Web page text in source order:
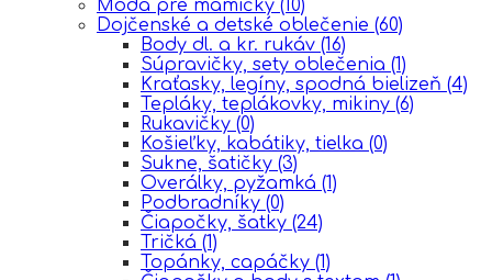
Móda pre mamičky (10)
Dojčenské a detské oblečenie (60)
Body dl. a kr. rukáv (16)
Súpravičky, sety oblečenia (1)
Kraťasky, legíny, spodná bielizeň (4)
Tepláky, teplákovky, mikiny (6)
Rukavičky (0)
Košieľky, kabátiky, tielka (0)
Sukne, šatičky (3)
Overálky, pyžamká (1)
Podbradníky (0)
Čiapočky, šatky (24)
Tričká (1)
Topánky, capáčky (1)